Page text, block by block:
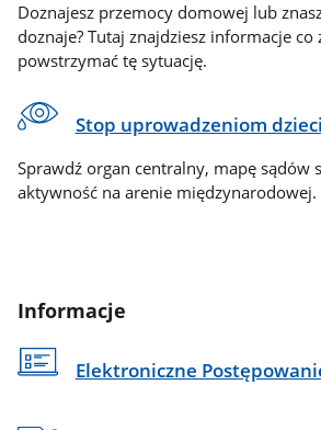
Doznajesz przemocy domowej lub
doznaje? Tutaj znajdziesz informacje co
powstrzymać tę sytuację.
Stop uprowadzeniom dzieci
Sprawdź organ centralny, mapę sądów
aktywność na arenie międzynarodowej.
Informacje
Elektroniczne